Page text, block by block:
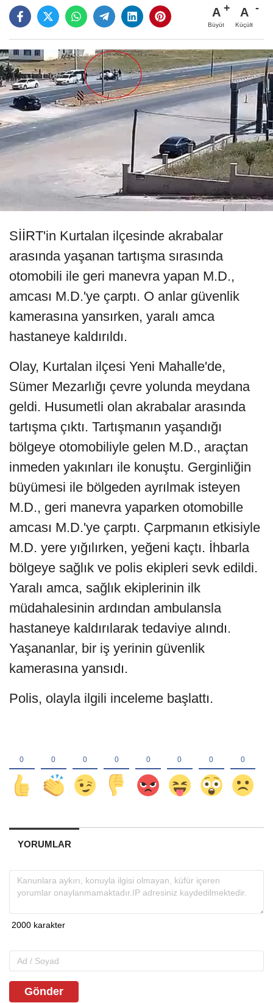
A
Büyüt
A
Küçült
SİİRT'in Kurtalan ilçesinde akrabalar
arasında yaşanan tartışma sırasında
otomobili ile geri manevra yapan M.D.,
amcası M.D.'ye çarptı. O anlar güvenlik
kamerasına yansırken, yaralı amca
hastaneye kaldırıldı.
Olay, Kurtalan ilçesi Yeni Mahalle'de,
Sümer Mezarlığı çevre yolunda meydana
geldi. Husumetli olan akrabalar arasında
tartışma çıktı. Tartışmanın yaşandığı
bölgeye otomobiliyle gelen M.D., araçtan
inmeden yakınları ile konuştu. Gerginliğin
büyümesi ile bölgeden ayrılmak isteyen
M.D., geri manevra yaparken otomobille
amcası M.D.'ye çarptı. Çarpmanın etkisiyle
M.D. yere yığılırken, yeğeni kaçtı. İhbarla
bölgeye sağlık ve polis ekipleri sevk edildi.
Yaralı amca, sağlık ekiplerinin ilk
müdahalesinin ardından ambulansla
hastaneye kaldırılarak tedaviye alındı.
Yaşananlar, bir iş yerinin güvenlik
kamerasına yansıdı.
Polis, olayla ilgili inceleme başlattı.
YORUMLAR
Gönder